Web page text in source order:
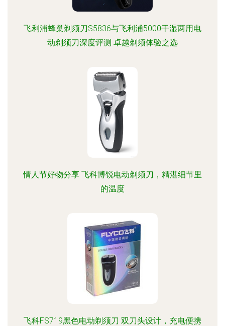
飞利浦蜂巢剃须刀S5836与飞利浦5000干湿两用电
动剃须刀深度评测 卓越剃须体验之选
情人节好物分享 飞科博锐电动剃须刀，精湛细节里
的温度
飞科FS719黑色电动剃须刀 双刀头设计，充电便携